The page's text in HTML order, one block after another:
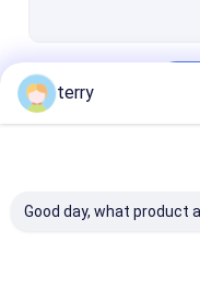
Produkte
terry
Good day, what product